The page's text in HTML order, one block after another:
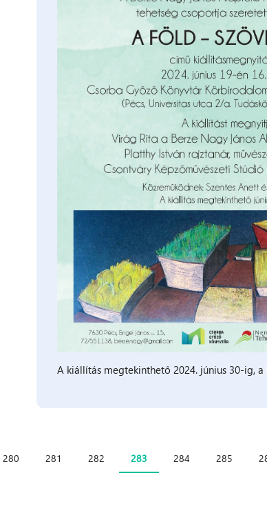
A kiállítás megtekinthető 2024. június 30-ig,
280 281 282 283 284 285